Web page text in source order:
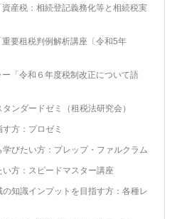
産税：相続登記義務化等と相続税実
要租税判例解析講座〔令和5年
「令和６年度税制改正について語
ンダードゼミ（租税法研究会）
方：プロゼミ
びたい方：プレップ・ファルクラム
方：スピードマスター講座
知識インプットを目指す方：各種レ